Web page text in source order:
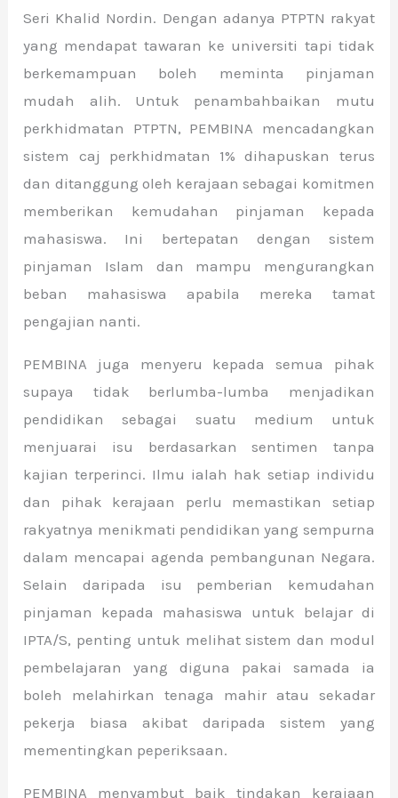
Seri Khalid Nordin. Dengan adanya PTPTN rakyat
yang mendapat tawaran ke universiti tapi tidak
berkemampuan boleh meminta pinjaman
mudah alih. Untuk penambahbaikan mutu
perkhidmatan PTPTN, PEMBINA mencadangkan
sistem caj perkhidmatan 1% dihapuskan terus
dan ditanggung oleh kerajaan sebagai komitmen
memberikan kemudahan pinjaman kepada
mahasiswa. Ini bertepatan dengan sistem
pinjaman Islam dan mampu mengurangkan
beban mahasiswa apabila mereka tamat
pengajian nanti.
PEMBINA juga menyeru kepada semua pihak
supaya tidak berlumba-lumba menjadikan
pendidikan sebagai suatu medium untuk
menjuarai isu berdasarkan sentimen tanpa
kajian terperinci. Ilmu ialah hak setiap individu
dan pihak kerajaan perlu memastikan setiap
rakyatnya menikmati pendidikan yang sempurna
dalam mencapai agenda pembangunan Negara.
Selain daripada isu pemberian kemudahan
pinjaman kepada mahasiswa untuk belajar di
IPTA/S, penting untuk melihat sistem dan modul
pembelajaran yang diguna pakai samada ia
boleh melahirkan tenaga mahir atau sekadar
pekerja biasa akibat daripada sistem yang
mementingkan peperiksaan.
PEMBINA menyambut baik tindakan kerajaan